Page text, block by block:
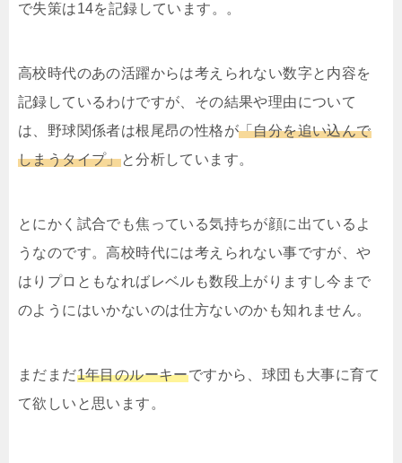
で失策は14を記録しています。。
高校時代のあの活躍からは考えられない数字と内容を
記録しているわけですが、その結果や理由について
は、野球関係者は根尾昂の性格が「自分を追い込んで
しまうタイプ」と分析しています。
とにかく試合でも焦っている気持ちが顔に出ているよ
うなのです。高校時代には考えられない事ですが、や
はりプロともなればレベルも数段上がりますし今まで
のようにはいかないのは仕方ないのかも知れません。
まだまだ1年目のルーキーですから、球団も大事に育て
て欲しいと思います。